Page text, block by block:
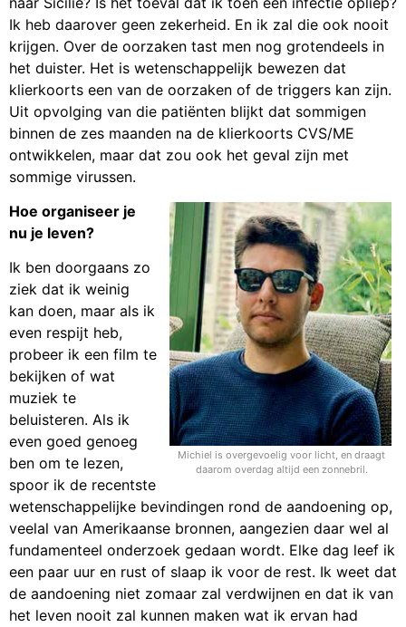
Ik heb daarover geen zekerheid. En ik zal die ook nooit
krijgen. Over de oorzaken tast men nog grotendeels in
het duister. Het is wetenschappelijk bewezen dat
klierkoorts een van de oorzaken of de triggers kan zijn.
Uit opvolging van die patiënten blijkt dat sommigen
binnen de zes maanden na de klierkoorts CVS/ME
ontwikkelen, maar dat zou ook het geval zijn met
sommige virussen.
Michiel is overgevoelig voor licht, en draagt
daarom overdag altijd een zonnebril.
Hoe organiseer je
nu je leven?
Ik ben doorgaans zo
ziek dat ik weinig
kan doen, maar als ik
even respijt heb,
probeer ik een film te
bekijken of wat
muziek te
beluisteren. Als ik
even goed genoeg
ben om te lezen,
spoor ik de recentste
wetenschappelijke bevindingen rond de aandoening op,
veelal van Amerikaanse bronnen, aangezien daar wel al
fundamenteel onderzoek gedaan wordt. Elke dag leef ik
een paar uur en rust of slaap ik voor de rest. Ik weet dat
de aandoening niet zomaar zal verdwijnen en dat ik van
het leven nooit zal kunnen maken wat ik ervan had